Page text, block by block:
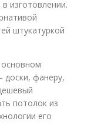
изготовлении.
штукатуркой
основном
доски, фанеру,
потолок из
его